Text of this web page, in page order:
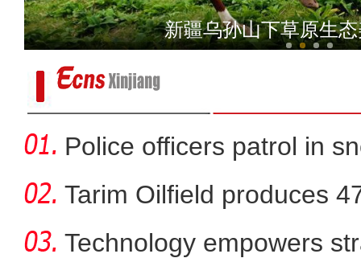
《游在新疆、吃住在兵团》
新疆乌孙山下草原生
Police officers patrol in
Tarim Oilfield produces
Technology empowers